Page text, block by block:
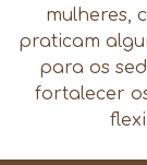
mulheres,
praticam
para os
fortalecer